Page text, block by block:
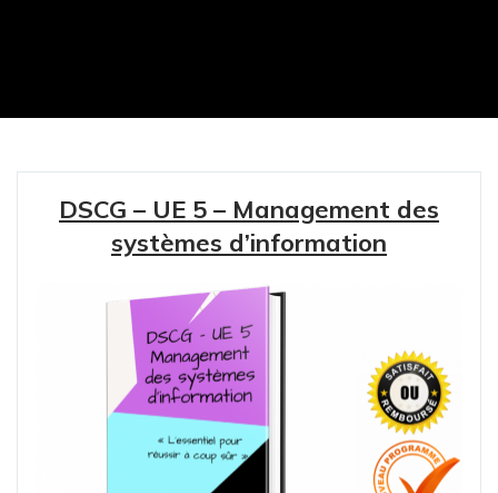
DSCG – UE 5 – Management des
systèmes d’information